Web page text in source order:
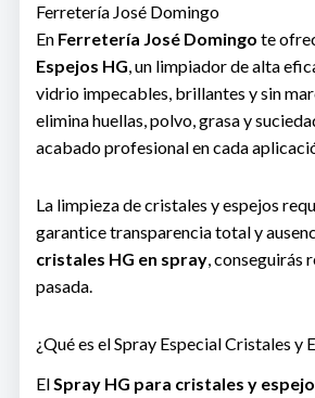
Ferretería José Domingo
En Ferretería José Domingo te
Espejos HG, un limpiador de alta
vidrio impecables, brillantes y sin
elimina huellas, polvo, grasa y
acabado profesional en cada
La limpieza de cristales y espejos
garantice transparencia total y
cristales HG en spray, conseguirás
pasada.
¿Qué es el Spray Especial Cristales y
El Spray HG para cristales y